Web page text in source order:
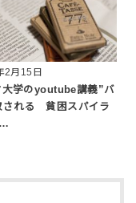
2月15日
大学のyoutube講義”バ
される 貧困スパイラ